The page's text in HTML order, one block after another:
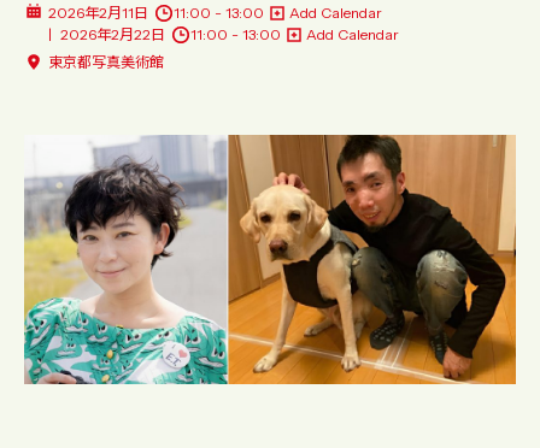
2026年2月11日 11:00 - 13:00
Add Calendar
2026年2月22日
11:00 - 13:00
Add Calendar
東京都写真美術館